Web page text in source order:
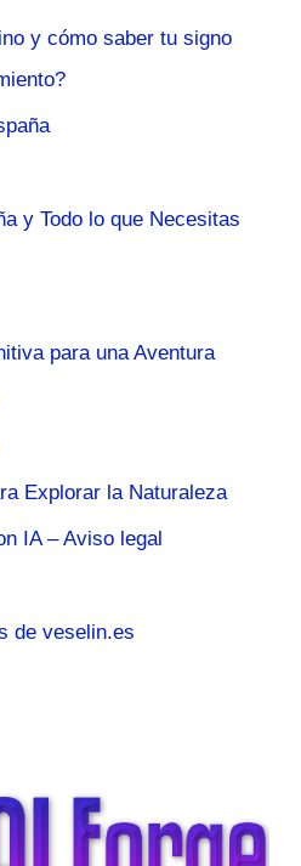
y cómo saber tu signo
y Todo lo que Necesitas
para una Aventura
Explorar la Naturaleza
IA – Aviso legal
de veselin.es